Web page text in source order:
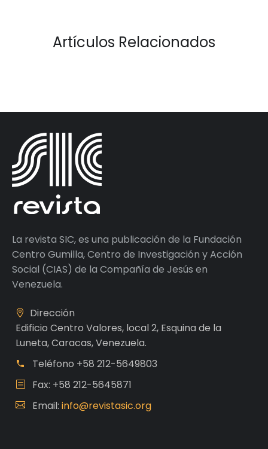
Artículos Relacionados
La revista SIC, es una publicación de la Fundación
Centro Gumilla, Centro de Investigación y Acción
Social (CIAS) de la Compañía de Jesús en
Venezuela.
Dirección
Edificio Centro Valores, local 2, Esquina de la
Luneta, Caracas, Venezuela.
Teléfono +58 212-5649803
Fax: +58 212-5645871
Email: info@revistasic.org